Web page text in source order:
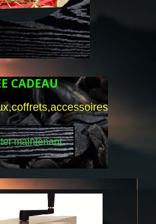
CADEAU
maintenant